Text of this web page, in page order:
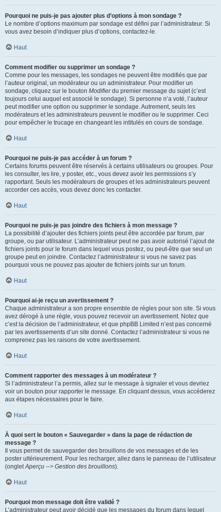
Pourquoi ne puis-je pas ajouter plus d’options à mon sondage ?
Le nombre d’options maximum par sondage est défini par l’administrateur. Si
vous avez besoin d’indiquer plus d’options, contactez-le.
Haut
Comment modifier ou supprimer un sondage ?
Comme pour les messages, les sondages ne peuvent être modifiés que par
l’auteur original, un modérateur ou un administrateur. Pour modifier un
sondage, cliquez sur le bouton Modifierdu premier message du sujet (c’est
toujours celui auquel est associé le sondage). Si personne n’a voté, l’auteur
peut modifier une option ou supprimer le sondage. Autrement, seuls les
modérateurs et les administrateurs peuvent le modifier ou le supprimer. Ceci
pour empêcher le trucage en changeant les intitulés en cours de sondage.
Haut
Pourquoi ne puis-je pas accéder à un forum ?
Certains forums peuvent être réservés à certains utilisateurs ou groupes. Pour
les consulter, les lire, y poster, etc., vous devez avoir les permissions s’y
rapportant. Seuls les modérateurs de groupes et les administrateurs peuvent
accorder ces accès, vous devez donc les contacter.
Haut
Pourquoi ne puis-je pas joindre des fichiers à mon message ?
La possibilité d’ajouter des fichiers joints peut être accordée par forum, par
groupe, ou par utilisateur. L’administrateur peut ne pas avoir autorisé l’ajout de
fichiers joints pour le forum dans lequel vous postez, ou peut-être que seul un
groupe peut en joindre. Contactez l’administrateur si vous ne savez pas
pourquoi vous ne pouvez pas ajouter de fichiers joints sur un forum.
Haut
Pourquoi ai-je reçu un avertissement ?
Chaque administrateur a son propre ensemble de règles pour son site. Si vous
avez dérogé à une règle, vous pouvez recevoir un avertissement. Notez que
c’est la décision de l’administrateur, et que phpBB Limited n’est pas concerné
par les avertissements d’un site donné. Contactez l’administrateur si vous ne
comprenez pas les raisons de votre avertissement.
Haut
Comment rapporter des messages à un modérateur ?
Si l’administrateur l’a permis, allez sur le message à signaler et vous devriez
voir un bouton pour rapporter le message. En cliquant dessus, vous accéderez
aux étapes nécessaires pour le faire.
Haut
À quoi sert le bouton « Sauvegarder » dans la page de rédaction de
message ?
Il vous permet de sauvegarder des brouillons de vos messages et de les
poster ultérieurement. Pour les recharger, allez dans le panneau de l’utilisateur
(ongletAperçu --> Gestion des brouillons).
Haut
Pourquoi mon message doit être validé ?
L’administrateur peut avoir décidé que les messages du forum dans lequel